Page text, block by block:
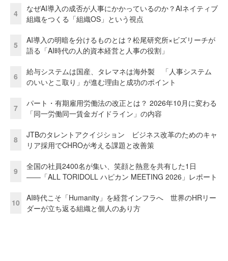
4
なぜAI導入の成否が人事にかかっているのか？AIネイティブ
組織をつくる「組織OS」という視点
5
AI導入の明暗を分けるものとは？松尾研究所×ビズリーチが
語る「AI時代の人的資本経営と人事の役割」
6
給与システムは国産、タレマネは海外製 「人事システム
のいいとこ取り」が進む理由と成功のポイント
7
パート・有期雇用労働法の改正とは？ 2026年10月に変わる
「同一労働同一賃金ガイドライン」の内容
8
JTBのタレントアクイジション ビジネス改革のためのキャ
リア採用でCHROが考える課題と改善策
9
全国の社員2400名が集い、笑顔と熱意を共有した1日
――「ALL TORIDOLL ハピカン MEETING 2026」レポート
10
AI時代こそ「Humanity」を経営インフラへ 世界のHRリー
ダーが立ち返る組織と個人のあり方